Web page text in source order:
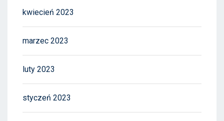
kwiecień 2023
marzec 2023
luty 2023
styczeń 2023